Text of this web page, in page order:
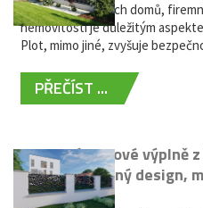
Oplocení rodinných domů,
nemovitostí je důležitým
Plot, mimo jiné, zvyšuje
PŘEČÍST ...
Moderní plotové výplně
kovů: výjimečný design,
žádná údržba